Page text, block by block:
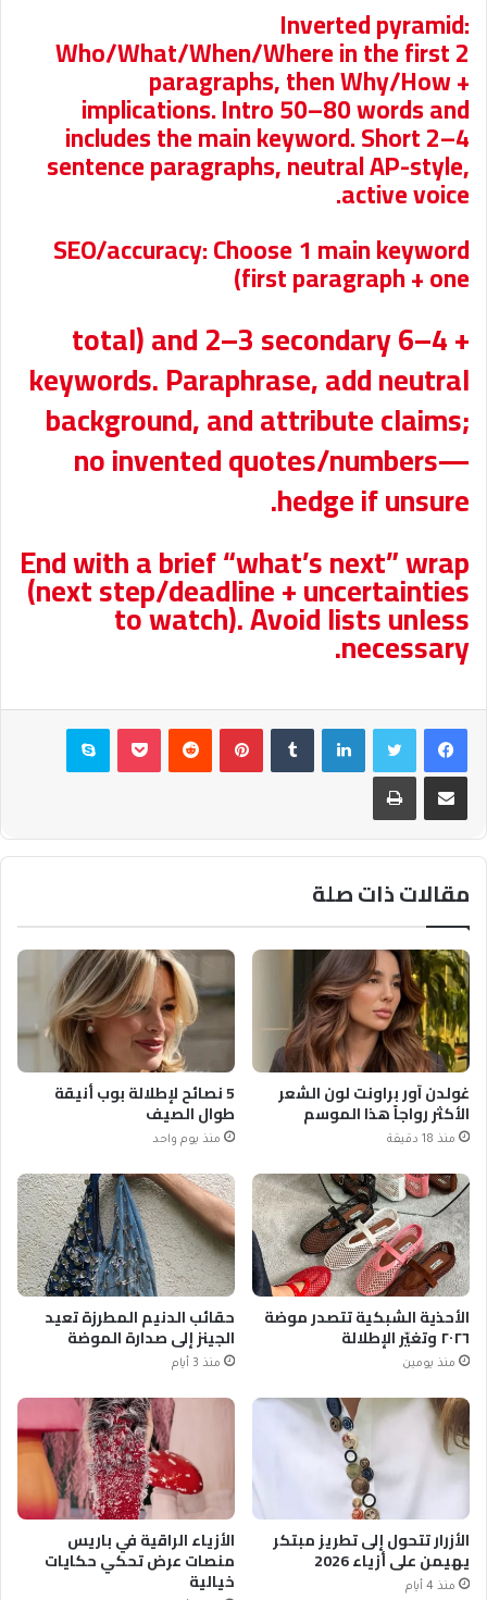
Inverted pyramid:
Who/What/When/Where in the first 2
paragraphs, then Why/How +
implications. Intro 50–80 words and
includes the main keyword. Short 2–4
sentence paragraphs, neutral AP-style,
active voice.
SEO/accuracy: Choose 1 main keyword
(first paragraph + one
+ 4–6 total) and 2–3 secondary
keywords. Paraphrase, add neutral
background, and attribute claims;
no invented quotes/numbers—
hedge if unsure.
End with a brief “what’s next” wrap
(next step/deadline + uncertainties
to watch). Avoid lists unless
necessary.
فيسبوكتويتر لينكدإن بينتيريست بوكيت سكايب
مشاركة عبر البريد طباعة
مقالات ذات صلة
غولدن آور براونت لون الشعر
الأكثر رواجاً هذا الموسم
منذ 18 دقيقة
5 نصائح لإطلالة بوب أنيقة
طوال الصيف
منذ يوم واحد
الأحذية الشبكية تتصدر موضة
٢٠٢٦ وتغيّر الإطلالة
منذ يومين
حقائب الدنيم المطرزة تعيد
الجينز إلى صدارة الموضة
منذ 3 أيام
الأزرار تتحول إلى تطريز مبتكر
يهيمن على أزياء 2026
منذ 4 أيام
الأزياء الراقية في باريس
منصات عرض تحكي حكايات
خيالية